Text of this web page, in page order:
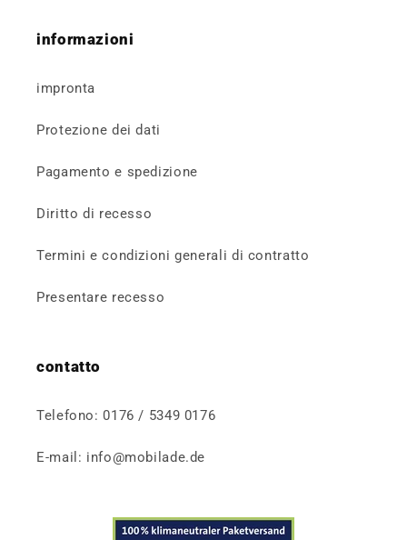
informazioni
impronta
Protezione dei dati
Pagamento e spedizione
Diritto di recesso
Termini e condizioni generali di contratto
Presentare recesso
contatto
Telefono: 0176 / 5349 0176
E-mail: info@mobilade.de